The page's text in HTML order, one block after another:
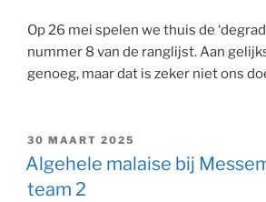
Op 26 mei spelen we thuis de
nummer 8 van de ranglijst. Aan
genoeg, maar dat is zeker niet ons
GEPLAATST
OP
30 MAART 2025
Algehele malaise bij
team 2